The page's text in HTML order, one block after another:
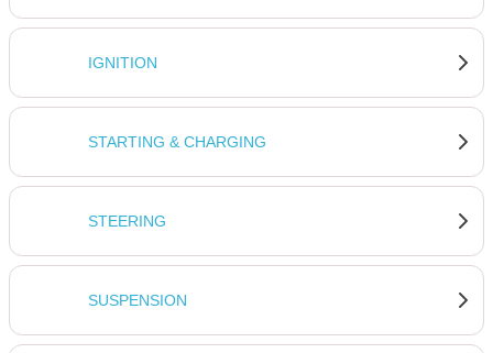
IGNITION
STARTING & CHARGING
STEERING
SUSPENSION